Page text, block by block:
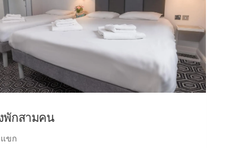
พักสามคน
ขก